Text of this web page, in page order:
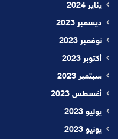
يناير 2024
ديسمبر 2023
نوفمبر 2023
أكتوبر 2023
سبتمبر 2023
أغسطس 2023
يوليو 2023
يونيو 2023